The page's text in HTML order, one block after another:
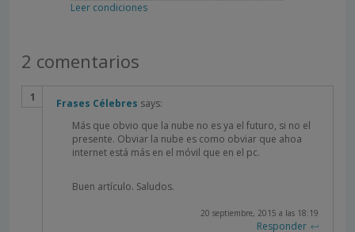
Leer condiciones
2 comentarios
Frases Célebres says:
20 septiembre, 2015 a las 18:19
Más que obvio que la nube no es ya el futuro, si no el
presente. Obviar la nube es como obviar que ahoa
internet está más en el móvil que en el pc.
Buen artículo. Saludos.
Responder